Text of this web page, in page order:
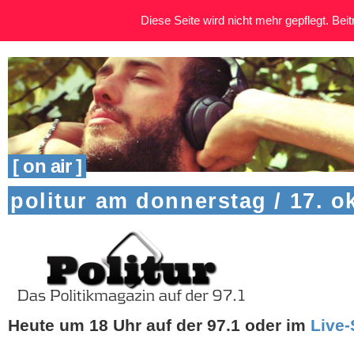
[ on air ]
politur am donnerstag / 17.
Heute um 18 Uhr auf der 97.1 oder im Live-
Diese Seite wird nicht mehr gepflegt.